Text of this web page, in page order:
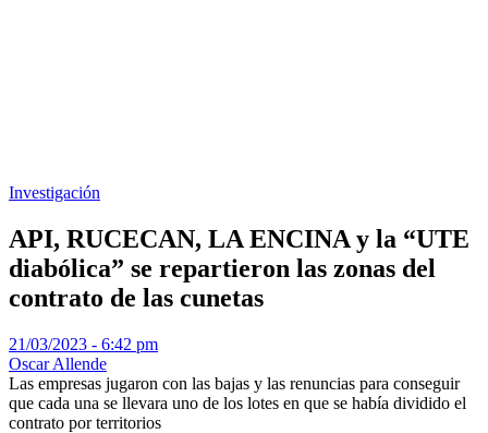
Investigación
API, RUCECAN, LA ENCINA y la “UTE
diabólica” se repartieron las zonas del
contrato de las cunetas
21/03/2023 - 6:42 pm
Oscar Allende
Las empresas jugaron con las bajas y las renuncias para conseguir
que cada una se llevara uno de los lotes en que se había dividido el
contrato por territorios